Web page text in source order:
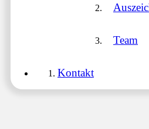
Team
Kontakt